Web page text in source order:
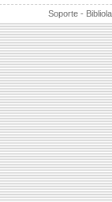
Soporte -